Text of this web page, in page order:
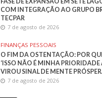
COM INTEGRAÇÃO AO GRUPO
TECPAR
7 de agosto de 2026
FINANÇAS PESSOAIS
O FIM DA OSTENTAÇÃO: POR
‘ISSO NÃO É MINHA PRIORIDADE
VIROU SINAL DE MENTE
7 de agosto de 2026